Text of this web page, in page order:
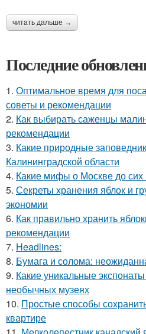
читать дальше →
Последние
1. Оптимальное время для
советы и рекомендации
2. Как выбирать саженцы
рекомендации
3. Какие природные
Калининградской области
4. Какие мифы о Москве до сих
5. Секреты хранения яблок и
экономии
6. Как правильно хранить
рекомендации
7. Headlines:
8. Бумага и солома:
9. Какие уникальные
необычных музеях
10. Простые способы
квартире